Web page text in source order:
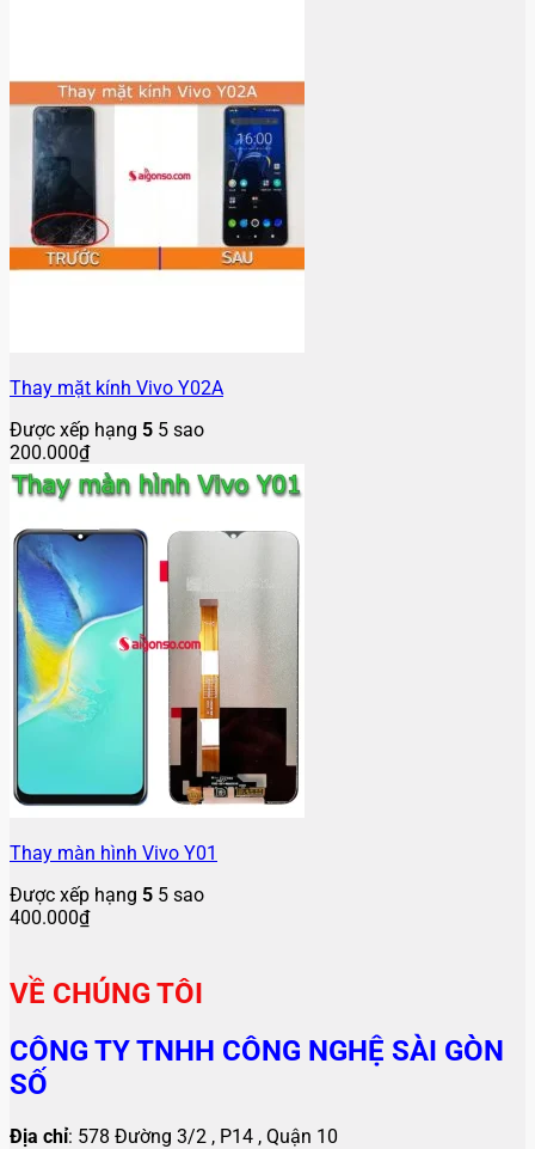
Thay mặt kính Vivo Y02A
Được xếp hạng 5 5 sao
200.000₫
Thay màn hình Vivo Y01
Được xếp hạng 5 5 sao
400.000₫
VỀ CHÚNG TÔI
CÔNG TY TNHH CÔNG NGHỆ SÀI GÒN
SỐ
Địa chỉ: 578 Đường 3/2 , P14 , Quận 10